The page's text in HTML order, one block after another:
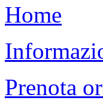
Home
Prenota